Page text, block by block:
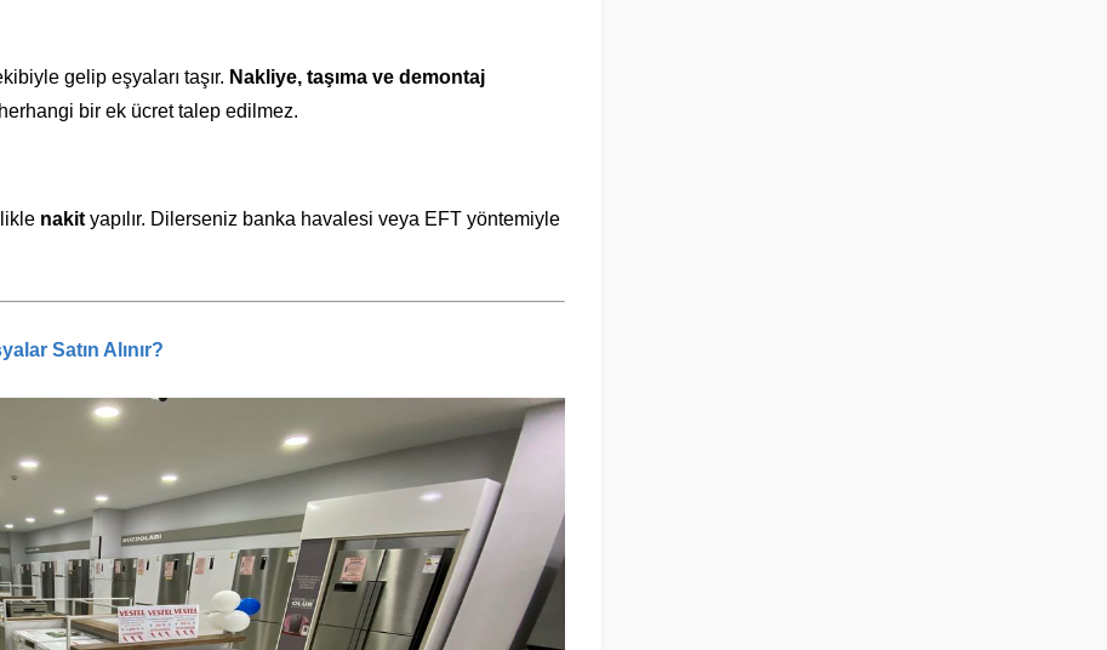
gelip eşyaları taşır. Nakliye, taşıma ve demontaj
herhangi bir ek ücret talep edilmez.
nakit yapılır. Dilerseniz banka havalesi veya EFT yöntemiyle
Satın Alınır?